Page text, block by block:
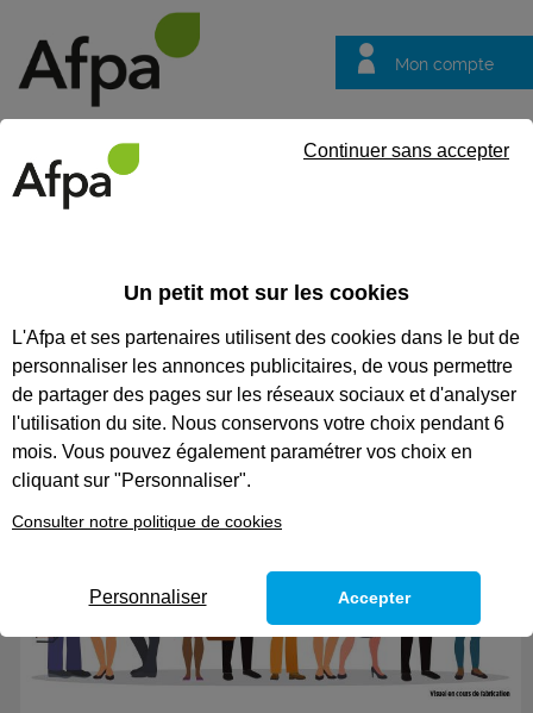
Mon compte
questions
CODES
GESTES ET POSTURES
Un petit mot sur les cookies
L'Afpa et ses partenaires utilisent des cookies dans le but de
personnaliser les annonces publicitaires, de vous permettre
de partager des pages sur les réseaux sociaux et d'analyser
l'utilisation du site. Nous conservons votre choix pendant 6
mois. Vous pouvez également paramétrer vos choix en
cliquant sur "Personnaliser".
Consulter notre politique de cookies
Continuer sans accepter
Personnaliser Accepter